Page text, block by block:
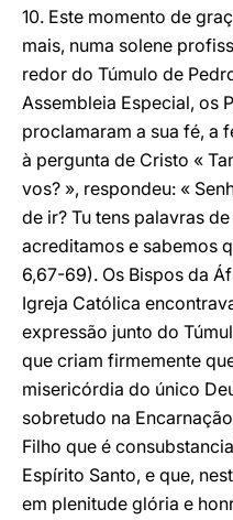
10. Este momento de
mais, numa solene
redor do Túmulo de
Assembleia Especial, os
proclamaram a sua fé, a
à pergunta de Cristo «
vos? », respondeu: «
de ir? Tu tens palavras
acreditamos e sabemos
6,67-69). Os Bispos da
Igreja Católica
expressão junto do
que criam firmemente
misericórdia do único
sobretudo na
Filho que é
Espírito Santo, e que,
em plenitude glória e